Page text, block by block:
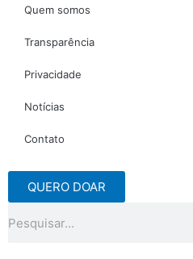
Quem somos
Transparência
Privacidade
Notícias
Contato
QUERO DOAR